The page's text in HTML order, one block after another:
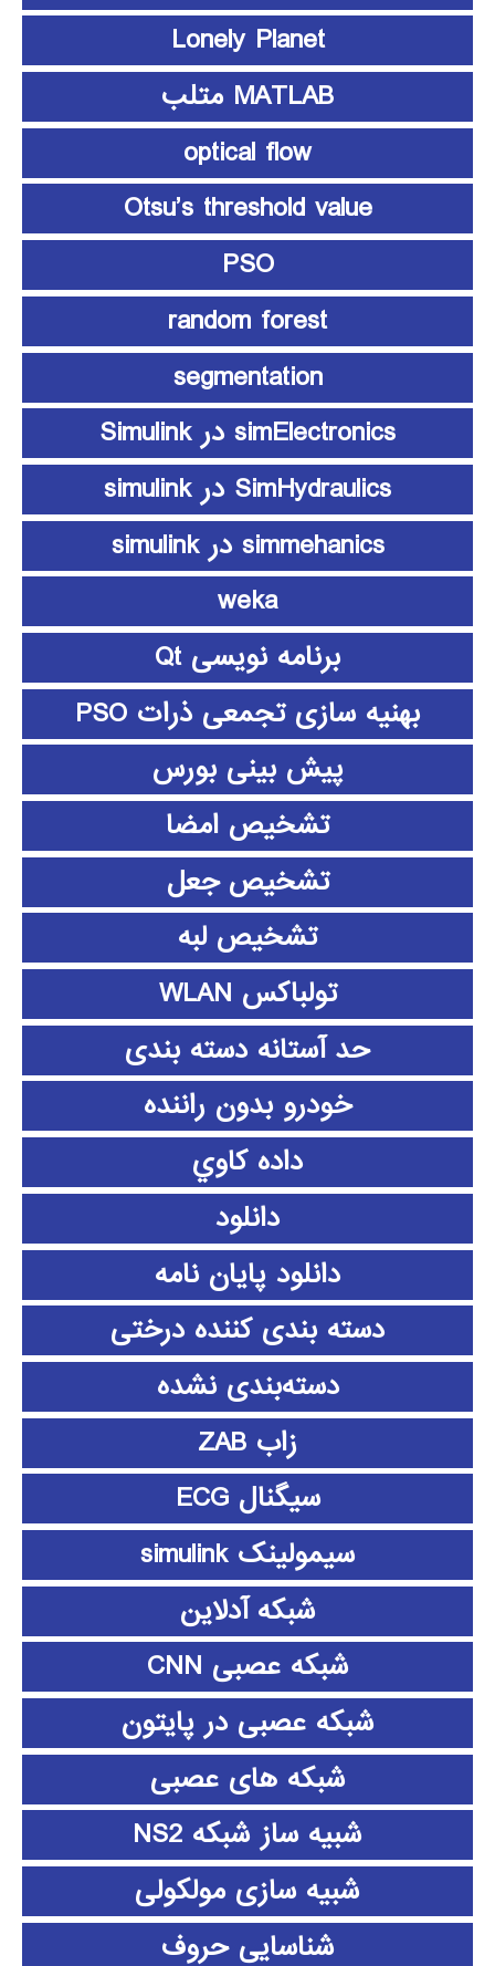
Lonely Planet
MATLAB متلب
optical flow
Otsu’s threshold value
PSO
random forest
segmentation
simElectronics در Simulink
SimHydraulics در simulink
simmehanics در simulink
weka
برنامه نویسی Qt
بهنیه سازی تجمعی ذرات PSO
پیش بینی بورس
تشخیص امضا
تشخیص جعل
تشخیص لبه
تولباکس WLAN
حد آستانه دسته بندی
خودرو بدون راننده
داده كاوي
دانلود
دانلود پايان نامه
دسته بندی کننده درختی
دسته‌بندی نشده
زاب ZAB
سیگنال ECG
سیمولینک simulink
شبکه آدلاین
شبکه عصبی CNN
شبکه عصبی در پایتون
شبکه های عصبی
شبیه ساز شبکه NS2
شبیه سازی مولکولی
شناسایی حروف